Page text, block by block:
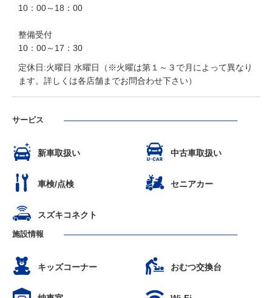
10：00～18：00
整備受付
10：00～17：30
定休日:火曜日 水曜日（※火曜は第１～３で月によって異なり
ます。詳しくは各店舗までお問合わせ下さい）
サービス
新車取扱い 中古車取扱い
車検/点検 セニアカー
スズキコネクト
施設情報
キッズコーナー おむつ交換台